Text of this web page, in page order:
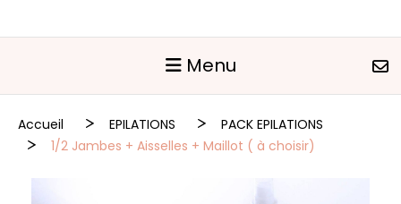
Menu
Accueil EPILATIONS
PACK EPILATIONS
1/2 Jambes + Aisselles + Maillot ( à choisir)